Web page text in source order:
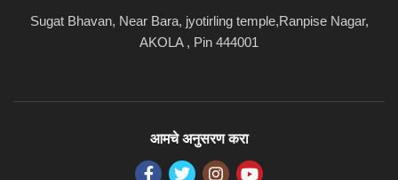
Sugat Bhavan, Near Bara, jyotirling temple,Ranpise Nagar,
AKOLA , Pin 444001
आमचे अनुसरण करा